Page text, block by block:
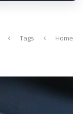
Home
Tags